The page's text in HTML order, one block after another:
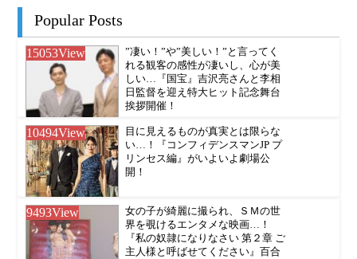
Popular Posts
15053View
”凄い！”や”美しい！”と言ってく
れる観客の感性が凄いし、心が美
しい…『国宝』吉沢亮さんと李相
日監督を迎え特大ヒット記念舞台
挨拶開催！
10494View
目に見えるものが真実とは限らな
い…！『コンフィデンスマンJP プ
リンセス編』がいよいよ劇場公
開！
9493View
女の子が綺麗に撮られ、ＳＭの世
界を覗けるエンタメな映画…！
『私の奴隷になりなさい 第２章 ご
主人様と呼ばせてください』百合